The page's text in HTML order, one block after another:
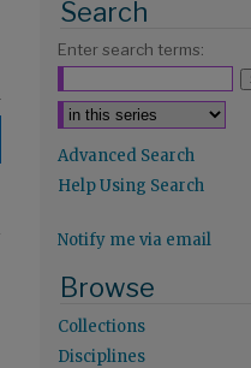
Search
Enter search terms:
Advanced Search
Help Using Search
Notify me via email
Browse
Collections
Disciplines